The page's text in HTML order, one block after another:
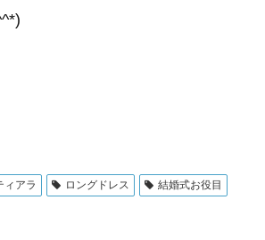
ィアラ ロングドレス 結婚式お役目